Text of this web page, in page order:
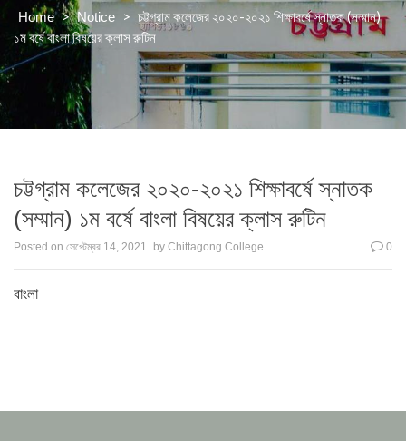
Home > Notice > চট্টগ্রাম কলেজের ২০২০-২০২১ শিক্ষাবর্ষে স্নাতক (সম্মান)
১ম বর্ষে বাংলা বিষয়ের ক্লাস রুটিন
চট্টগ্রাম কলেজের ২০২০-২০২১ শিক্ষাবর্ষে স্নাতক
(সম্মান) ১ম বর্ষে বাংলা বিষয়ের ক্লাস রুটিন
Posted on সেপ্টেম্বর 14, 2021 by Chittagong College 0
বাংলা